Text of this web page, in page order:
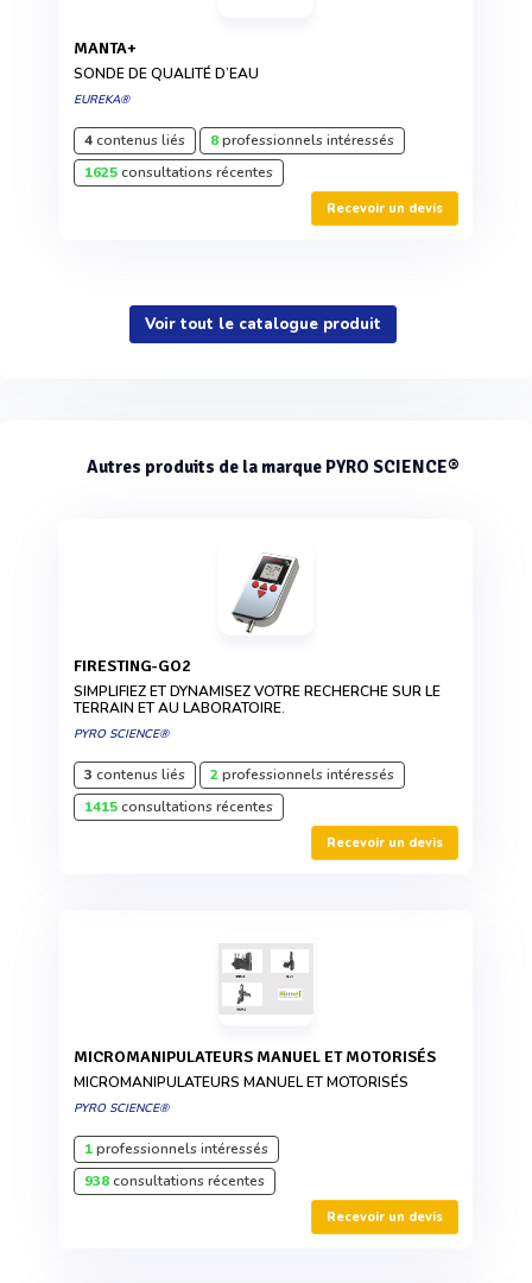
MANTA+
SONDE DE QUALITÉ D’EAU
EUREKA®
4contenus liés 8professionnels intéressés
1625consultations récentes
Recevoir un devis
Voir tout le catalogue produit
Autres produits de la marque PYRO SCIENCE®
FIRESTING-GO2
SIMPLIFIEZ ET DYNAMISEZ VOTRE RECHERCHE SUR LE
TERRAIN ET AU LABORATOIRE.
PYRO SCIENCE®
3 contenus liés 2professionnels intéressés
1415consultations récentes
Recevoir un devis
MICROMANIPULATEURS MANUEL ET MOTORISÉS
MICROMANIPULATEURS MANUEL ET MOTORISÉS
PYRO SCIENCE®
1professionnels intéressés
938consultations récentes
Recevoir un devis